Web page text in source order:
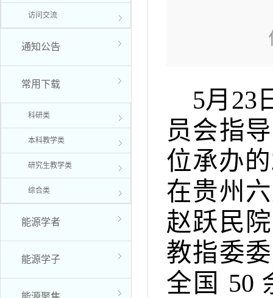
访问交流
通知公告
常用下载
科研类
本科教学类
研究生教学类
综合类
能源学者
能源学子
5月23
员会指
位承办
在贵州
赵跃民
教指委
全国 50